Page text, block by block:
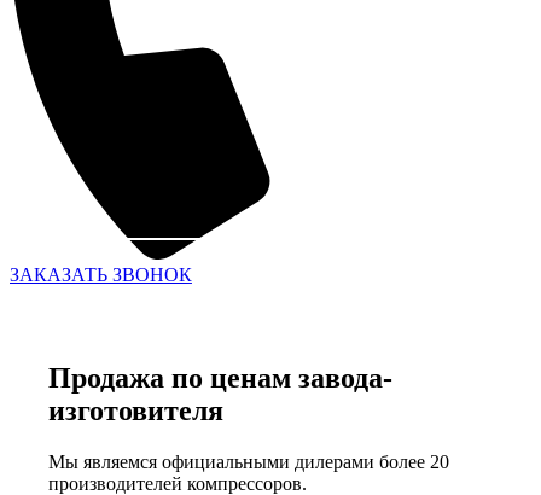
ЗАКАЗАТЬ ЗВОНОК
Продажа по ценам завода-
изготовителя
Мы являемся официальными дилерами более 20
производителей компрессоров.